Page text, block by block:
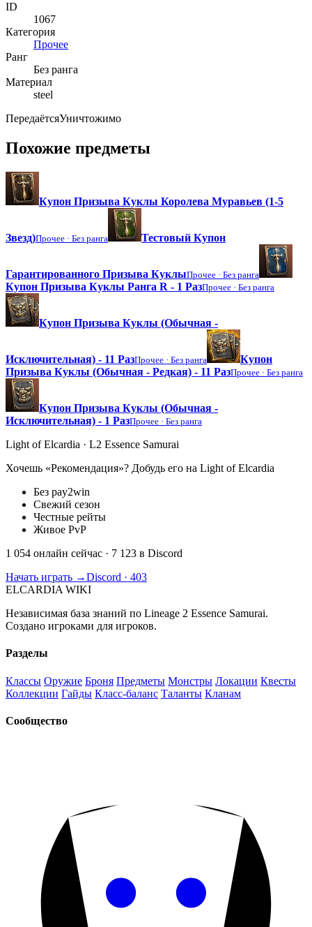
ID
1067
Категория
Прочее
Ранг
Без ранга
Материал
steel
ПередаётсяУничтожимо
Похожие предметы
Купон Призыва Куклы Королева Муравьев (1-5
Звезд)Прочее · Без ранга Тестовый Купон
Гарантированного Призыва КуклыПрочее · Без ранга
Купон Призыва Куклы Ранга R - 1 РазПрочее · Без ранга
Купон Призыва Куклы (Обычная -
Исключительная) - 11 РазПрочее · Без ранга
Купон
Призыва Куклы (Обычная - Редкая) - 11 РазПрочее · Без ранга
Купон Призыва Куклы (Обычная -
Исключительная) - 1 РазПрочее · Без ранга
Light of Elcardia · L2 Essence Samurai
Хочешь «Рекомендация»? Добудь его на Light of Elcardia
Без pay2win
Свежий сезон
Честные рейты
Живое PvP
1 054 онлайн сейчас · 7 123 в Discord
Начать играть →Discord · 403
ELCARDIA WIKI
Независимая база знаний по Lineage 2 Essence Samurai.
Создано игроками для игроков.
Разделы
Классы Оружие Броня Предметы Монстры Локации Квесты
Коллекции Гайды Класс-баланс Таланты Кланам
Сообщество